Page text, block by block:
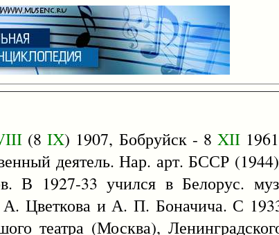
(8IX) 1907, Бобруйск - 8 XII
деятель. Нар. арт. БССР
В 1927-33 учился в Белорус.
Цветкова и А. П. Боначича. С
театра (Москва),